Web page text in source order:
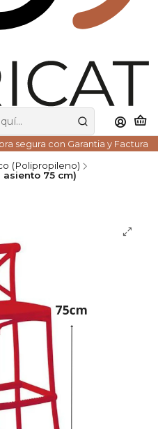
segura con Garantia y Factura
(Polipropileno)
75 cm)